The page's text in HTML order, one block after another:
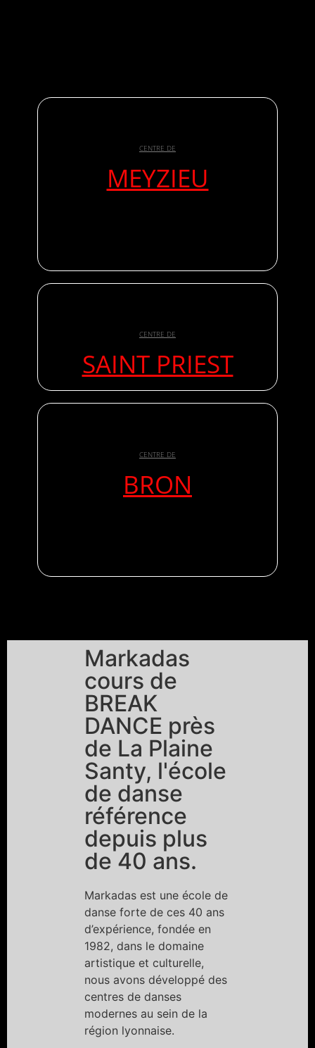
CENTRE DE
MEYZIEU
CENTRE DE
SAINT PRIEST
CENTRE DE
BRON
Markadas
cours de
BREAK
DANCE près
de La Plaine
Santy, l'école
de danse
référence
depuis plus
de 40 ans.
Markadas est une école de
danse forte de ces 40 ans
d’expérience, fondée en
1982, dans le domaine
artistique et culturelle,
nous avons développé des
centres de danses
modernes au sein de la
région lyonnaise.